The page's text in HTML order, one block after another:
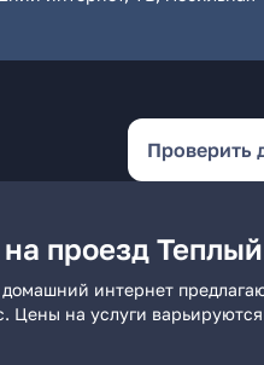
Проверить
проезд
интернет
на услуги